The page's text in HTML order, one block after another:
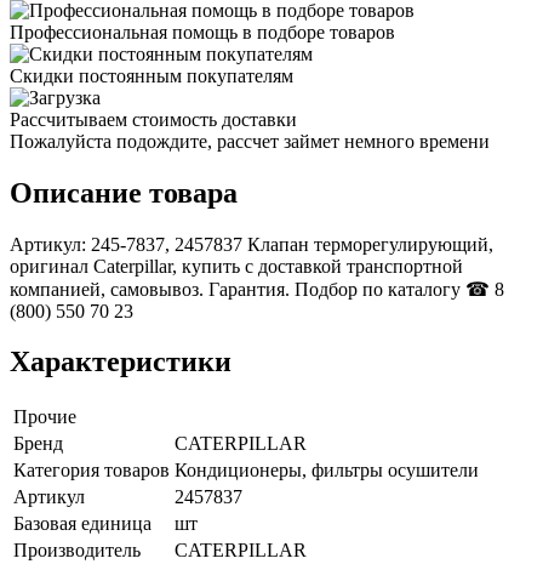
Профессиональная помощь в подборе товаров
Скидки постоянным покупателям
Рассчитываем стоимость доставки
Пожалуйста подождите, рассчет займет немного времени
Описание товара
Артикул: 245-7837, 2457837 Клапан терморегулирующий,
оригинал Caterpillar, купить с доставкой транспортной
компанией, самовывоз. Гарантия. Подбор по каталогу ☎ 8
(800) 550 70 23
Характеристики
Прочие
Бренд
CATERPILLAR
Категория товаров Кондиционеры, фильтры осушители
Артикул
2457837
Базовая единица
шт
Производитель
CATERPILLAR